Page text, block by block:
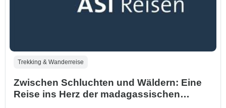
Trekking & Wanderreise
Zwischen Schluchten und Wäldern: Eine
Reise ins Herz der madagassischen